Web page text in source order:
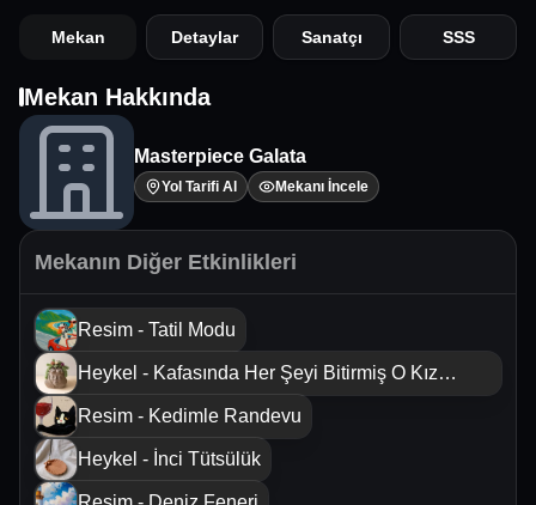
Mekan Detaylar Sanatçı SSS
Mekan Hakkında
Masterpiece Galata
Yol Tarifi Al Mekanı İncele
Mekanın Diğer Etkinlikleri
Resim - Tatil Modu
Heykel - Kafasında Her Şeyi Bitirmiş O Kız
Resim - Kedimle Randevu
Heykel - İnci Tütsülük